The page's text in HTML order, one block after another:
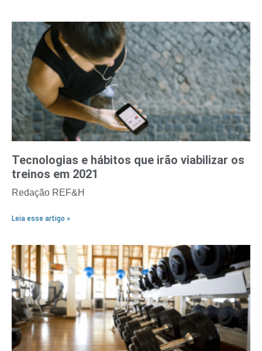
Tecnologias e hábitos que irão viabilizar os
treinos em 2021
Redação REF&H
Leia esse artigo »